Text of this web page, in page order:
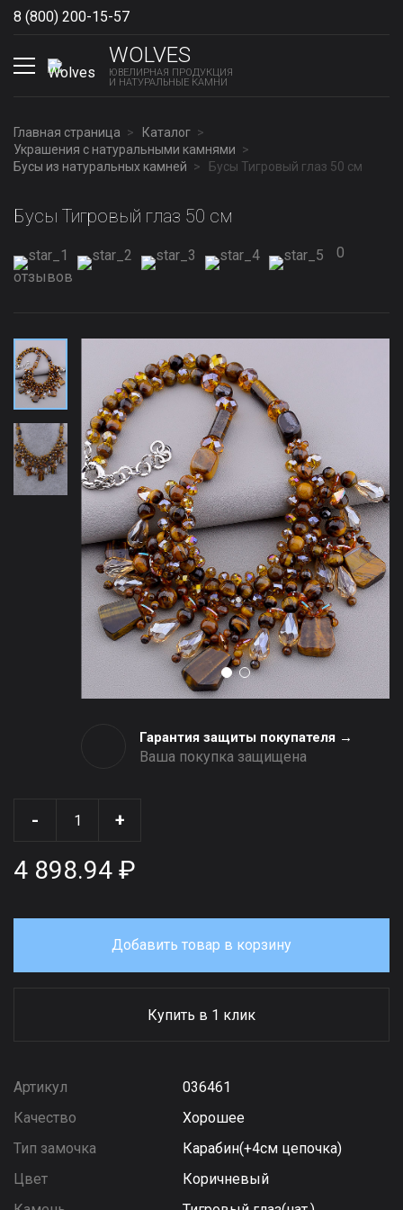
8 (800) 200-15-57
WOLVES
ЮВЕЛИРНАЯ ПРОДУКЦИЯ
И НАТУРАЛЬНЫЕ КАМНИ
Главная страница
Каталог
Украшения с натуральными камнями
Бусы из натуральных камней
Бусы Тигровый глаз 50 см
Бусы Тигровый глаз 50 см
0
отзывов
Гарантия защиты покупателя →
Ваша покупка защищена
- +
4 898.94 ₽
Добавить товар в корзину
Купить в 1 клик
Артикул
036461
Качество
Хорошее
Тип замочка
Карабин(+4см цепочка)
Цвет
Коричневый